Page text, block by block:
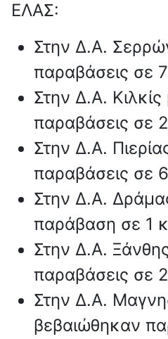
ΕΛΑΣ:
Στην Δ.Α.
παραβάσεις σε
Στην Δ.Α.
παραβάσεις σε
Στην Δ.Α.
παραβάσεις σε
Στην Δ.Α.
παράβαση σε 1
Στην Δ.Α.
παραβάσεις σε
Στην Δ.Α.
βεβαιώθηκαν